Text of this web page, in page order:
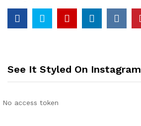
See It Styled On Instagram
No access token